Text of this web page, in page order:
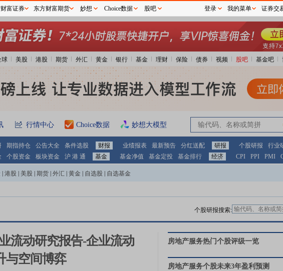
球 美股 港股 期货 外汇 黄金 银行 基金 理财 保险 债券 视频 股吧 基金吧
行情中心 Choice数据 妙想大模型
期指持仓 公告大全 条件选股 财报 业绩报表 最新预告 分红送配 研报 个股研报 行业
个股资金 板块资金 沪 港 通 基金 基金净值 基金定投 基金排行 经济 CPI PPI PMI
港股 美股 期货 外汇 黄金 自选股 自选基金
个股研报搜索:
流动研究报告-企业流动
与空间博弈
房地产服务热门个股评级一览
房地产服务个股未来3年盈利预测
富证券 东方财富期货 妙想 Choice数据 股吧 登录 我的菜单 证券交